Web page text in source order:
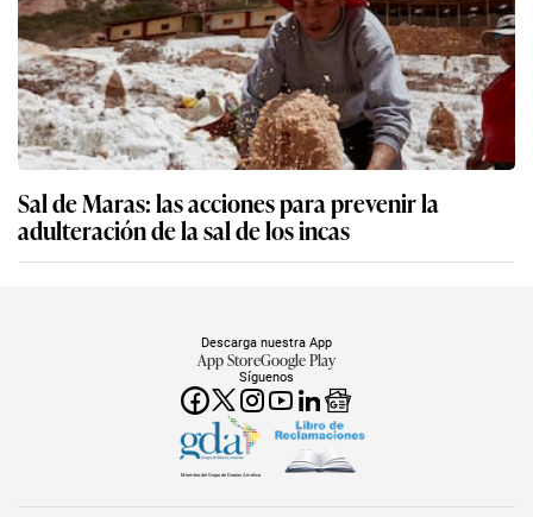
Sal de Maras: las acciones para prevenir la
adulteración de la sal de los incas
Síguenos
Descarga nuestra App
App StoreGoogle Play
Miembro del Grupo de Diarios América